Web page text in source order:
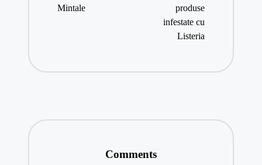
Mintale
produse
infestate cu
Listeria
Comments